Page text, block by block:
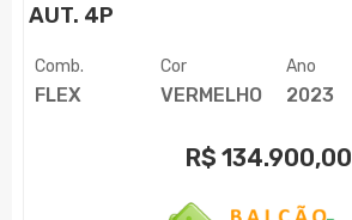
AUT. 4P
Comb.
FLEX
Cor
VERMELHO
Ano
2023
R$ 134.900,00